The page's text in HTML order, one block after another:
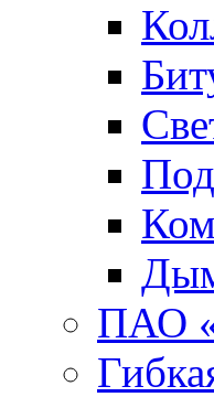
ПАО